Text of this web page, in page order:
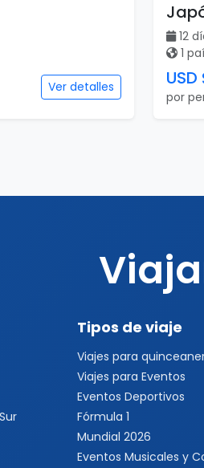
Ver detalles
12
1
por
Tipos de viaje
Viajes para
Viajes para Eventos
Eventos Deportivos
Fórmula 1
Mundial 2026
Eventos Musicales y